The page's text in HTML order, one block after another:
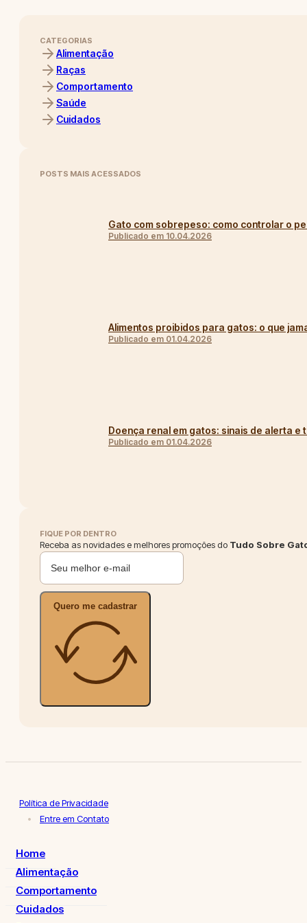
CATEGORIAS
Alimentação
Raças
Comportamento
Saúde
Cuidados
POSTS MAIS ACESSADOS
Gato com sobrepeso: como controlar o
Publicado em 10.04.2026
Alimentos proibidos para gatos: o que
Publicado em 01.04.2026
Doença renal em gatos: sinais de alerta e
Publicado em 01.04.2026
FIQUE POR DENTRO
Receba as novidades e melhores promoções do Tudo Sobre
Quero me cadastrar
Política de Privacidade
Entre em Contato
Home
Alimentação
Comportamento
Cuidados